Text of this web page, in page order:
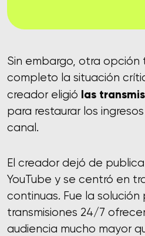
Sin embargo, otra opción
completo la situación
creador eligió las
para restaurar los
canal.
El creador dejó de
YouTube y se centró en
continuas. Fue la
transmisiones 24/7
audiencia mucho mayor